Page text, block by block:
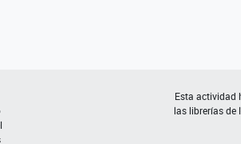
Esta actividad
las librerías de